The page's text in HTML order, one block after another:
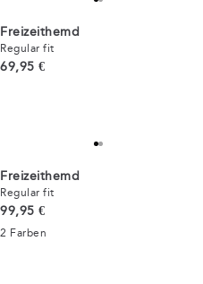
Freizeithemd
Regular fit
Preis
69,95 €
Freizeithemd
Regular fit
Preis
99,95 €
2 Farben